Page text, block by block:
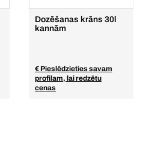
Dozēšanas krāns 30l
kannām
€ Pieslēdzieties savam
profilam, lai redzētu
cenas